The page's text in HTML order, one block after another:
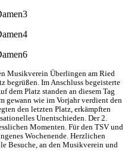
Musikverein Überlingen am Ried
begrüßen. Im Anschluss begeisterte
dem Platz standen an diesem Tag
gewann wie im Vorjahr verdient den
den letzten Platz, erkämpften
Unentschieden. Der 2.
Momenten. Für den TSV und
Wochenende. Herzlichen
Besuche, an den Musikverein und